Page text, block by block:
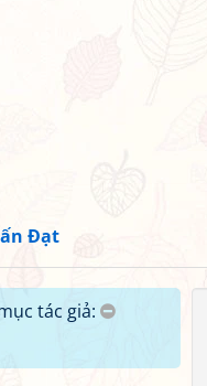
Đạt
tác giả: